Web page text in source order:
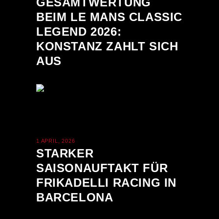
BEIM LE MANS CLASSIC
LEGEND 2026:
KONSTANZ ZAHLT SICH
AUS
1 APRIL, 2026
STARKER
SAISONAUFTAKT FÜR
FRIKADELLI RACING IN
BARCELONA